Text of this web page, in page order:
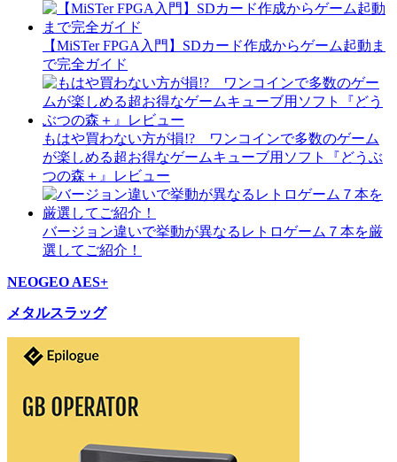
【MiSTer FPGA入門】SDカード作成からゲーム起動ま
で完全ガイド
もはや買わない方が損!? ワンコインで多数のゲーム
が楽しめる超お得なゲームキューブ用ソフト『どうぶ
つの森＋』レビュー
バージョン違いで挙動が異なるレトロゲーム７本を厳
選してご紹介！
NEOGEO AES+
メタルスラッグ